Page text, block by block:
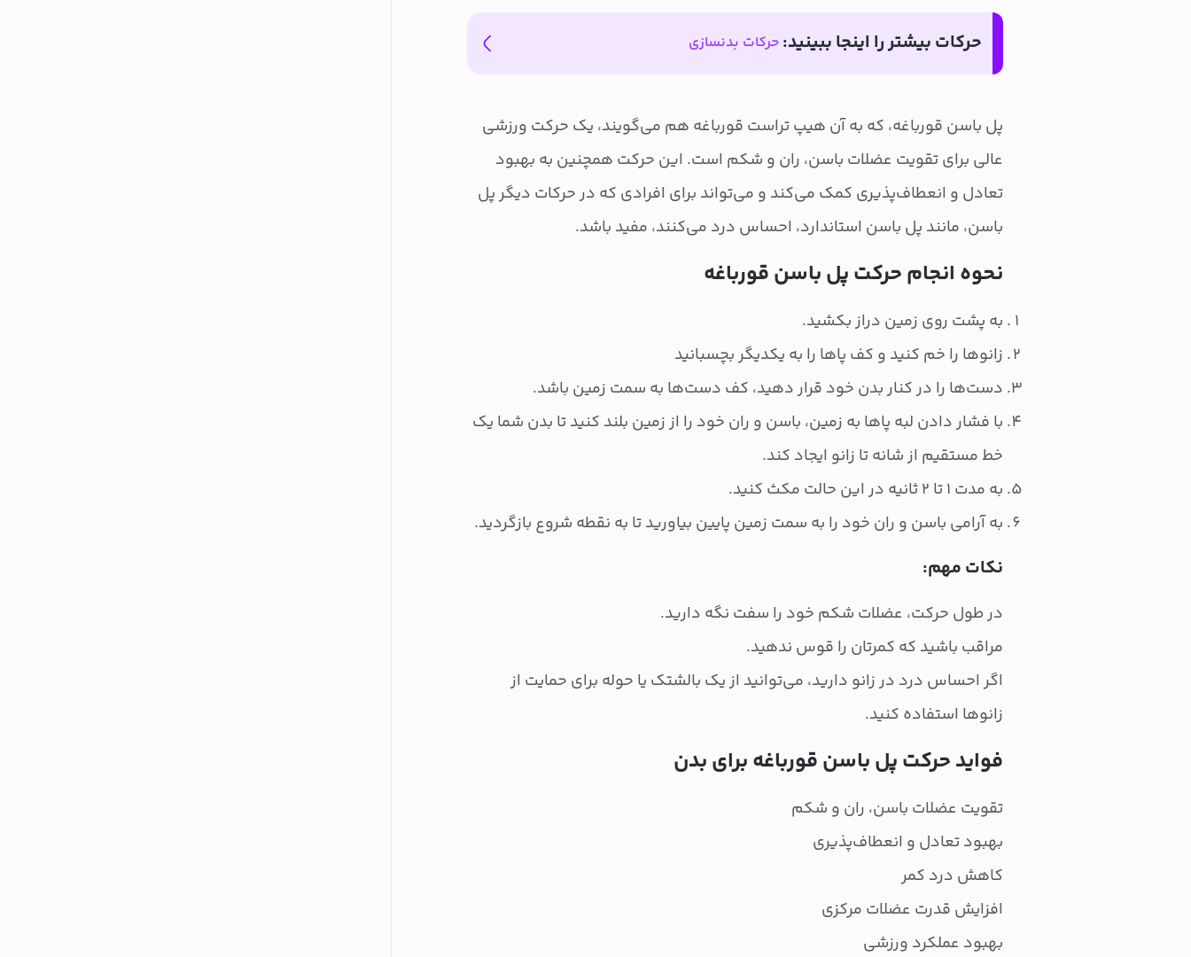
حرکات بیشتر را اینجا ببینید: حرکات بدنسازی
پل باسن قورباغه، که به آن هیپ تراست قورباغه هم می‌گویند، یک حرکت ورزشی
عالی برای تقویت عضلات باسن، ران و شکم است. این حرکت همچنین به بهبود
تعادل و انعطاف‌پذیری کمک می‌کند و می‌تواند برای افرادی که در حرکات دیگر پل
باسن، مانند پل باسن استاندارد، احساس درد می‌کنند، مفید باشد.
نحوه انجام حرکت پل باسن قورباغه
به پشت روی زمین دراز بکشید.
زانوها را خم کنید و کف پاها را به یکدیگر بچسبانید
دست‌ها را در کنار بدن خود قرار دهید، کف دست‌ها به سمت زمین باشد.
با فشار دادن لبه پاها به زمین، باسن و ران خود را از زمین بلند کنید تا بدن شما یک
خط مستقیم از شانه تا زانو ایجاد کند.
به مدت ۱ تا ۲ ثانیه در این حالت مکث کنید.
به آرامی باسن و ران خود را به سمت زمین پایین بیاورید تا به نقطه شروع بازگردید.
نکات مهم:
در طول حرکت، عضلات شکم خود را سفت نگه دارید.
مراقب باشید که کمرتان را قوس ندهید.
اگر احساس درد در زانو دارید، می‌توانید از یک بالشتک یا حوله برای حمایت از
زانوها استفاده کنید.
فواید حرکت پل باسن قورباغه برای بدن
تقویت عضلات باسن، ران و شکم
بهبود تعادل و انعطاف‌پذیری
کاهش درد کمر
افزایش قدرت عضلات مرکزی
بهبود عملکرد ورزشی